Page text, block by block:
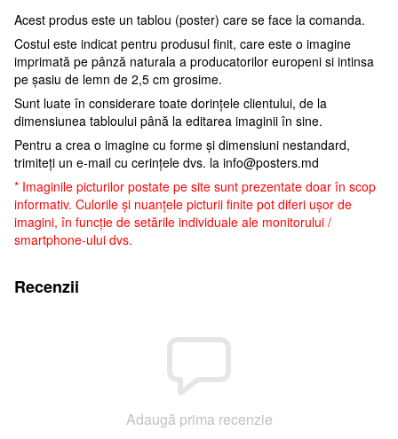
Acest produs este un tablou (poster) care se face la comanda.
Costul este indicat pentru produsul finit, care este o imagine
imprimată pe pânză naturala a producatorilor europeni si intinsa
pe șasiu de lemn de 2,5 cm grosime.
Sunt luate în considerare toate dorințele clientului, de la
dimensiunea tabloului până la editarea imaginii în sine.
Pentru a crea o imagine cu forme și dimensiuni nestandard,
trimiteți un e-mail cu cerințele dvs. la info@posters.md
* Imaginile picturilor postate pe site sunt prezentate doar în scop
informativ. Culorile și nuanțele picturii finite pot diferi ușor de
imagini, în funcție de setările individuale ale monitorului /
smartphone-ului dvs.
Recenzii
Adaugă prima recenzie